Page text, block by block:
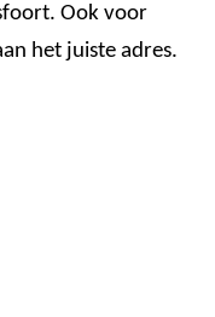
Ook voor
het juiste adres.